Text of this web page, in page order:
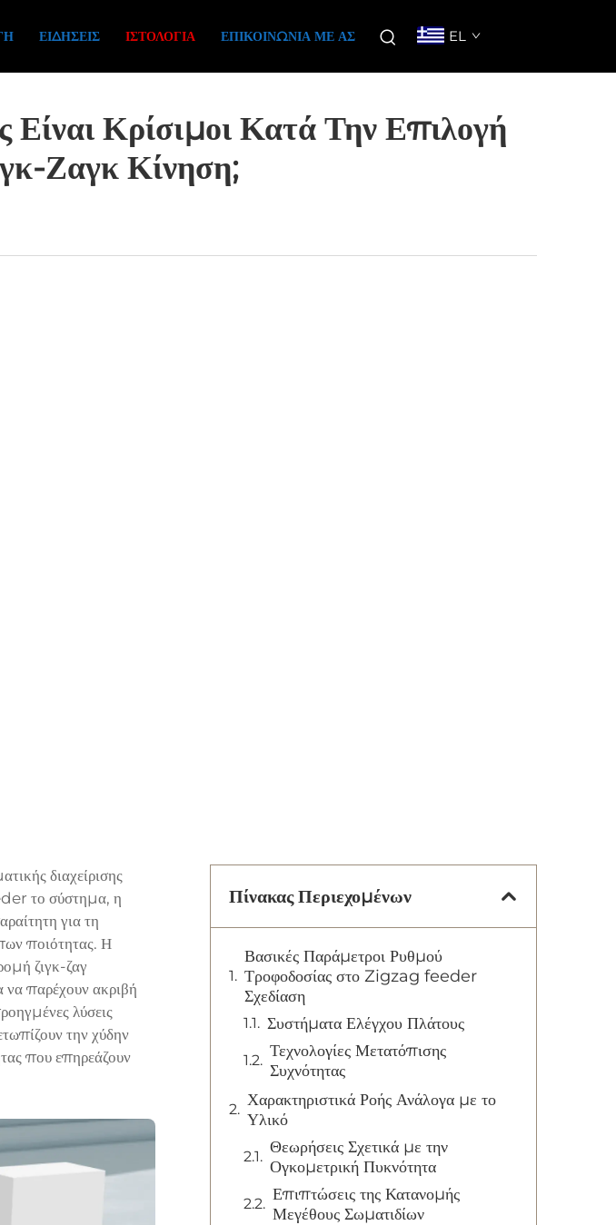
ΕΙΔΉΣΕΙΣ ΙΣΤΟΛΌΓΙΑ ΕΠΙΚΟΙΝΩΝΊΑ ΜΕ ΑΣ EL
Κρίσιμοι Κατά Την Επιλογή
Ζαγκ Κίνηση;
διαχείρισης
το σύστημα, η
για τη
ποιότητας. Η
ζιγκ-ζαγ
να παρέχουν ακριβή
λύσεις
την χύδην
που επηρεάζουν
Πίνακας Περιεχομένων
Βασικές Παράμετροι Ρυθμού
Τροφοδοσίας στο Zigzag feeder
Σχεδίαση
Συστήματα Ελέγχου Πλάτους
Τεχνολογίες Μετατόπισης
Συχνότητας
Χαρακτηριστικά Ροής Ανάλογα με το
Υλικό
Θεωρήσεις Σχετικά με την
Ογκομετρική Πυκνότητα
Επιπτώσεις της Κατανομής
Μεγέθους Σωματιδίων